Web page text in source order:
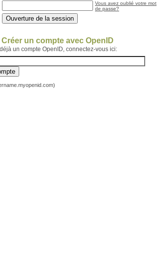
Vous avez oublié votre mot
de passe?
un compte avec OpenID
un compte OpenID, connectez-vous ici: